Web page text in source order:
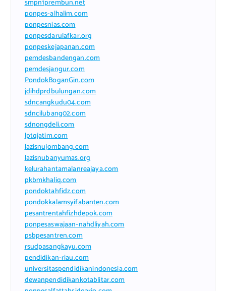
smpn1prembun.net
ponpes-alhalim.com
ponpesnias.com
ponpesdarulafkar.org
ponpeskejapanan.com
pemdesbandengan.com
pemdesjangur.com
PondokBoganGin.com
jdihdprdbulungan.com
sdncangkudu04.com
sdncilubang02.com
sdnongdeli.com
lptqjatim.com
lazisnujombang.com
lazisnubanyumas.org
kelurahantamalanreajaya.com
pkbmkhaliq.com
pondoktahfidz.com
pondokkalamsyifabanten.com
pesantrentahfizhdepok.com
ponpesaswajaan-nahdliyah.com
psbpesantren.com
rsudpasangkayu.com
pendidikan-riau.com
universitaspendidikanindonesia.com
dewanpendidikankotablitar.com